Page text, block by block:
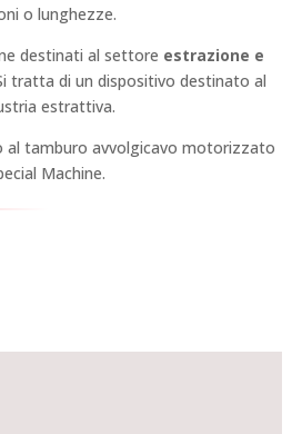
o lunghezze.
destinati al settore estrazione e
tratta di un dispositivo destinato al
estrattiva.
al tamburo avvolgicavo motorizzato
Machine.